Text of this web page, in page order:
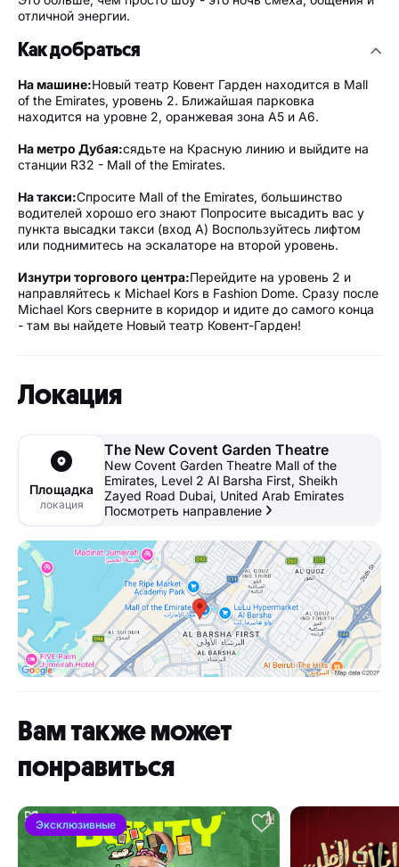
отличной энергии.
Как добраться
На машине:Новый театр Ковент Гарден находится в Mall
of the Emirates, уровень 2. Ближайшая парковка
находится на уровне 2, оранжевая зона A5 и A6.
На метро Дубая:сядьте на Красную линию и выйдите на
станции R32 - Mall of the Emirates.
На такси:Спросите Mall of the Emirates, большинство
водителей хорошо его знают Попросите высадить вас у
пункта высадки такси (вход A) Воспользуйтесь лифтом
или поднимитесь на эскалаторе на второй уровень.
Изнутри торгового центра:Перейдите на уровень 2 и
направляйтесь к Michael Kors в Fashion Dome. Сразу после
Michael Kors сверните в коридор и идите до самого конца
- там вы найдете Новый театр Ковент-Гарден!
Локация
Площадка
локация
The New Covent Garden Theatre
New Covent Garden Theatre Mall of the
Emirates, Level 2 Al Barsha First, Sheikh
Zayed Road Dubai, United Arab Emirates
Посмотреть направление
Вам также может
понравиться
Эксклюзивные